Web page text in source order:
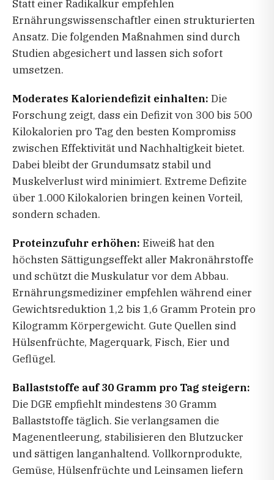
Statt einer Radikalkur empfehlen
Ernährungswissenschaftler einen strukturierten
Ansatz. Die folgenden Maßnahmen sind durch
Studien abgesichert und lassen sich sofort
umsetzen.
Moderates Kaloriendefizit einhalten: Die
Forschung zeigt, dass ein Defizit von 300 bis 500
Kilokalorien pro Tag den besten Kompromiss
zwischen Effektivität und Nachhaltigkeit bietet.
Dabei bleibt der Grundumsatz stabil und
Muskelverlust wird minimiert. Extreme Defizite
über 1.000 Kilokalorien bringen keinen Vorteil,
sondern schaden.
Proteinzufuhr erhöhen: Eiweiß hat den
höchsten Sättigungseffekt aller Makronährstoffe
und schützt die Muskulatur vor dem Abbau.
Ernährungsmediziner empfehlen während einer
Gewichtsreduktion 1,2 bis 1,6 Gramm Protein pro
Kilogramm Körpergewicht. Gute Quellen sind
Hülsenfrüchte, Magerquark, Fisch, Eier und
Geflügel.
Ballaststoffe auf 30 Gramm pro Tag steigern:
Die DGE empfiehlt mindestens 30 Gramm
Ballaststoffe täglich. Sie verlangsamen die
Magenentleerung, stabilisieren den Blutzucker
und sättigen langanhaltend. Vollkornprodukte,
Gemüse, Hülsenfrüchte und Leinsamen liefern